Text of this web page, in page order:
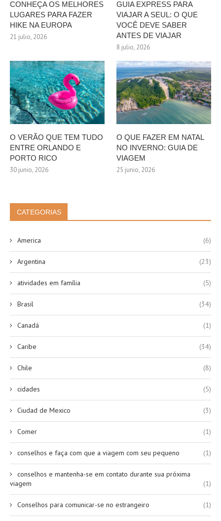
CONHEÇA OS MELHORES
LUGARES PARA FAZER
HIKE NA EUROPA
21 julio, 2026
GUIA EXPRESS PARA
VIAJAR A SEUL: O QUE
VOCÊ DEVE SABER
ANTES DE VIAJAR
8 julio, 2026
O VERÃO QUE TEM TUDO
ENTRE ORLANDO E
PORTO RICO
30 junio, 2026
O QUE FAZER EM NATAL
NO INVERNO: GUIA DE
VIAGEM
25 junio, 2026
CATEGORIAS
America (6)
Argentina (23)
atividades em família (5)
Brasil (34)
Canadá (1)
Caribe (34)
Chile (8)
cidades (5)
Ciudad de Mexico (3)
Comer (1)
conselhos e faça com que a viagem com seu pequeno (1)
conselhos e mantenha-se em contato durante sua próxima
viagem
(1)
Conselhos para comunicar-se no estrangeiro (1)